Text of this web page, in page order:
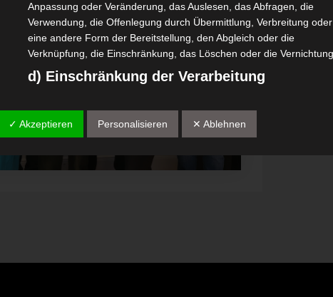
Anpassung oder Veränderung, das Auslesen, das Abfragen, die
Verwendung, die Offenlegung durch Übermittlung, Verbreitung oder
eine andere Form der Bereitstellung, den Abgleich oder die
Verknüpfung, die Einschränkung, das Löschen oder die Vernichtung.
d) Einschränkung der Verarbeitung
einzuschränken.
e) Profiling
✓ Akzeptieren Personalisieren ✕ Ablehnen